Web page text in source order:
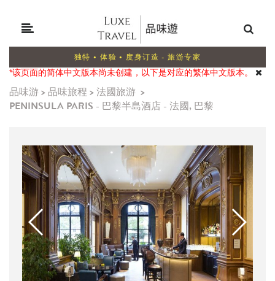
独特 • 体验 • 度身订造 - 旅游专家
*该页面的简体中文版本尚未创建，以下是对应的繁体中文版本。
品味游> 品味旅程 >法國旅游 >
PENINSULA PARIS - 巴黎半島酒店 - 法國, 巴黎